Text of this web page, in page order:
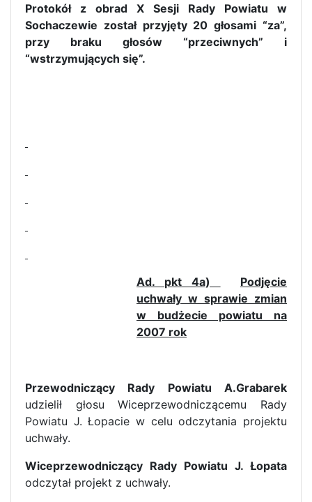
Protokół z obrad X Sesji Rady Powiatu w
Sochaczewie został przyjęty 20 głosami “za”,
przy braku głosów “przeciwnych” i
“wstrzymujących się”.
Ad. pkt 4a)
Podjęcie
uchwały w sprawie zmian
w budżecie powiatu na
2007 rok
Przewodniczący Rady Powiatu A.Grabarek
udzielił głosu Wiceprzewodniczącemu Rady
Powiatu J. Łopacie w celu odczytania projektu
uchwały.
Wiceprzewodniczący Rady Powiatu J. Łopata
odczytał projekt z uchwały.